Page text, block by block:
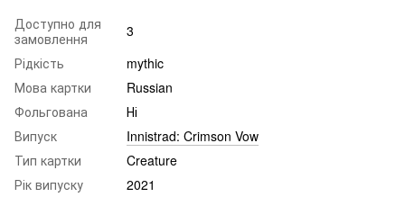
Доступно для
замовлення
3
Рідкість
mythic
Мова картки
Russian
Фольгована
Ні
Випуск
Innistrad: Crimson Vow
Тип картки
Creature
Рік випуску
2021